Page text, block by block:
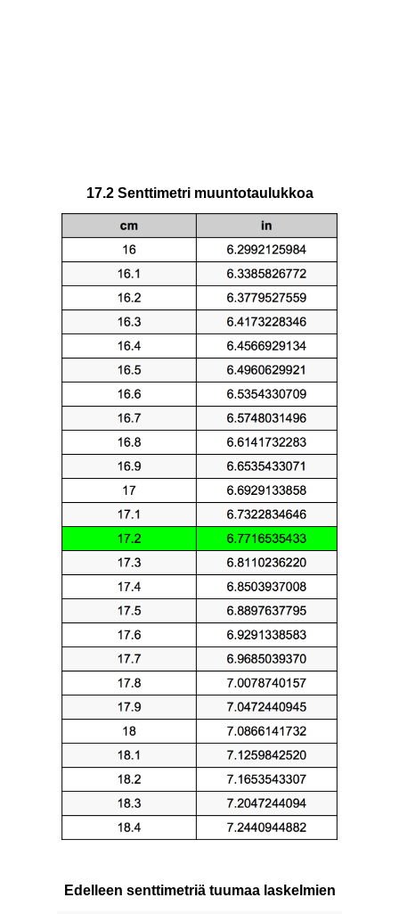
17.2 Senttimetri muuntotaulukkoa
Edelleen senttimetriä tuumaa laskelmien